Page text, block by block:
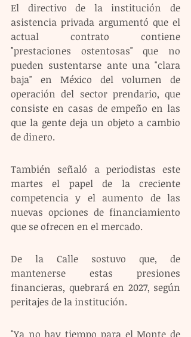
El directivo de la institución de
asistencia privada argumentó que el
actual contrato contiene
"prestaciones ostentosas" que no
pueden sustentarse ante una "clara
baja" en México del volumen de
operación del sector prendario, que
consiste en casas de empeño en las
que la gente deja un objeto a cambio
de dinero.
También señaló a periodistas este
martes el papel de la creciente
competencia y el aumento de las
nuevas opciones de financiamiento
que se ofrecen en el mercado.
De la Calle sostuvo que, de
mantenerse estas presiones
financieras, quebrará en 2027, según
peritajes de la institución.
"Ya no hay tiempo para el Monte de